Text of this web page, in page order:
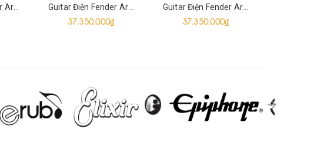
Guitar Điện Fender Artist Ed O'Brien EOB Sustainer Stratocaster HSH, Olympic White Guitar Điện Fender Artist H.E.R. Stratocaster SSS, Chrome Glow
37.350.000₫
Guitar Điện Fender Artist Dave Murray Stratocaster SSS, Tone Sunburst
37.350.000₫